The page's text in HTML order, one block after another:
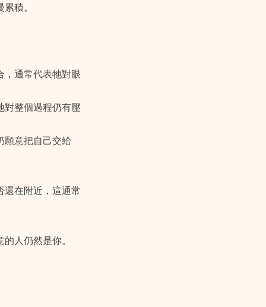
積。
，通常代表牠對眼
對整個過程仍有壓
願意把自己交給
在附近，這通常
人仍然是你。